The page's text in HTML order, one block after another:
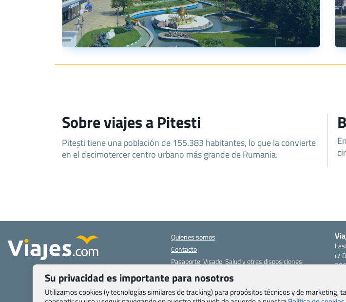
Sobre viajes a Pitesti
Pitești tiene una población de 155.383 habitantes, lo que la convierte
en el decimotercer centro urbano más grande de Rumania.
Quienes somos
Contacto
Pasaporte, Visado, Salud y otras disposiciones
Blog de Viajes.com
Registro de agencias
c/
Su privacidad es importante para nosotros
Utilizamos cookies (y tecnologías similares de tracking) para propósitos técnicos y de marketing,